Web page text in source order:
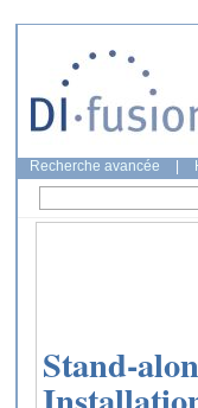
Recherche avancée
Stand-